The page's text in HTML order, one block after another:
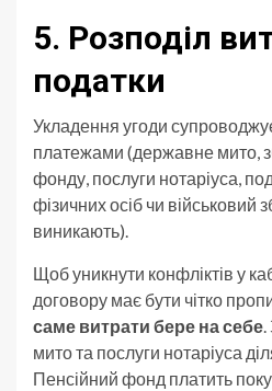
5. Розподіл
податки
Укладення угоди
платежами (державне мито,
фонду, послуги нотаріуса,
фізичних осіб чи військовий
виникають).
Щоб уникнути конфліктів у
договору має бути чітко
саме витрати бере на себе
мито та послуги нотаріуса
Пенсійний фонд платить